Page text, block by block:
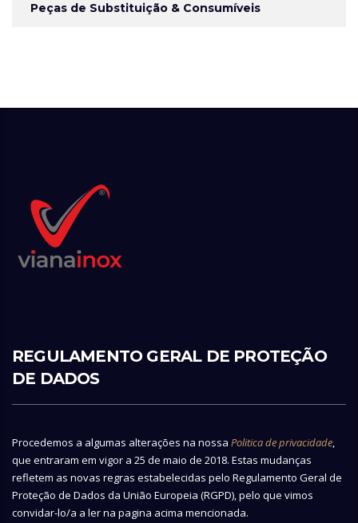
Peças de Substituição & Consumíveis
REGULAMENTO GERAL DE PROTEÇÃO
DE DADOS
Procedemos a algumas alterações na nossa Politica de privacidade,
que entraram em vigor a 25 de maio de 2018. Estas mudanças
refletem as novas regras estabelecidas pelo Regulamento Geral de
Proteção de Dados da União Europeia (RGPD), pelo que vimos
convidar-lo/a a ler na pagina acima mencionada.